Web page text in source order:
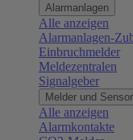
Alarmanlagen
Alle anzeigen
Alarmanlagen-
Einbruchmelder
Meldezentralen
Signalgeber
Melder und
Alle anzeigen
Alarmkontakte